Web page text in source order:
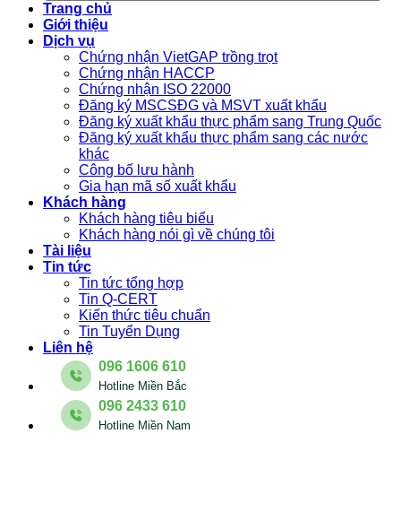
Trang chủ
Giới thiệu
Dịch vụ
Chứng nhận VietGAP trồng trọt
Chứng nhận HACCP
Chứng nhận ISO 22000
Đăng ký MSCSĐG và MSVT xuất khẩu
Đăng ký xuất khẩu thực phẩm sang Trung Quốc
Đăng ký xuất khẩu thực phẩm sang các nước
khác
Công bố lưu hành
Gia hạn mã số xuất khẩu
Khách hàng
Khách hàng tiêu biểu
Khách hàng nói gì về chúng tôi
Tài liệu
Tin tức
Tin tức tổng hợp
Tin Q-CERT
Kiến thức tiêu chuẩn
Tin Tuyển Dụng
Liên hệ
096 1606 610
Hotline Miền Bắc
096 2433 610
Hotline Miền Nam